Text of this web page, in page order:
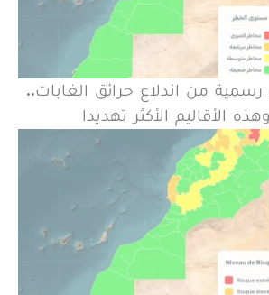
رسمية من اندلاع حرائق الغابات..
وهذه الأقاليم الأكثر تهديدا